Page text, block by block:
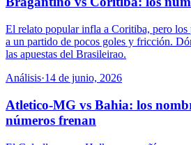
El relato popular infla a Coritiba, pero los
a un partido de pocos goles y fricción.
las apuestas del Brasileirao.
Análisis·14 de junio, 2026
Atletico-MG vs Bahia: los
números frenan